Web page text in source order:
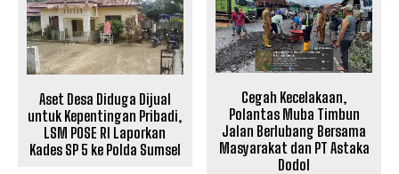
Aset Desa Diduga Dijual
untuk Kepentingan Pribadi,
LSM POSE RI Laporkan
Kades SP 5 ke Polda Sumsel
Cegah Kecelakaan,
Polantas Muba Timbun
Jalan Berlubang Bersama
Masyarakat dan PT Astaka
Dodol